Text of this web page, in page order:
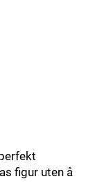
figur uten å